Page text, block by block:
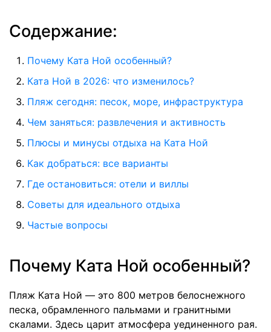
Содержание:
Почему Ката Ной особенный?
Ката Ной в 2026: что изменилось?
Пляж сегодня: песок, море, инфраструктура
Чем заняться: развлечения и активность
Плюсы и минусы отдыха на Ката Ной
Как добраться: все варианты
Где остановиться: отели и виллы
Советы для идеального отдыха
Частые вопросы
Почему Ката Ной особенный?
Пляж Ката Ной — это 800 метров белоснежного
песка, обрамленного пальмами и гранитными
скалами. Здесь царит атмосфера уединенного рая.